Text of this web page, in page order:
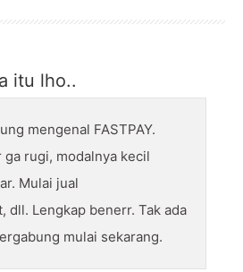
itu lho..
mengenal FASTPAY.
ga rugi, modalnya kecil
Mulai jual
dll. Lengkap benerr. Tak ada
mulai sekarang.